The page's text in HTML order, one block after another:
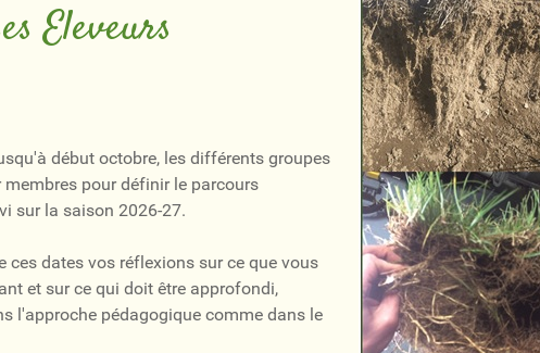
Eleveurs
début octobre, les différents groupes
pour définir le parcours
sur la saison 2026-27.
ces dates vos réflexions sur ce que vous
et sur ce qui doit être approfondi,
l'approche pédagogique comme dans le